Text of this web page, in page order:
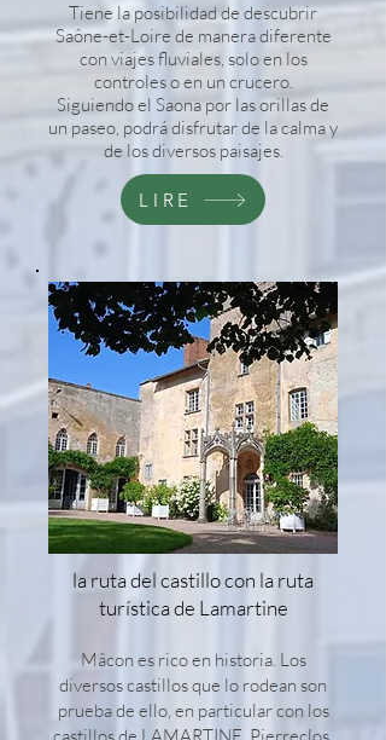
Tiene la posibilidad de descubrir
Saône-et-Loire de manera diferente
con viajes fluviales, solo en los
controles o en un crucero.
Siguiendo el Saona por las orillas de
un paseo, podrá disfrutar de la calma y
de los diversos paisajes.
LIRE
la ruta del castillo con la ruta
turística de Lamartine
Mâcon es rico en historia. Los
diversos castillos que lo rodean son
prueba de ello, en particular con los